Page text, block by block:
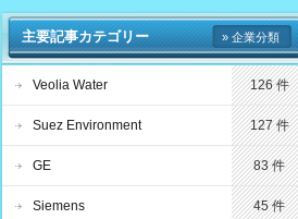
主要記事カテゴリー » 企業分類
Veolia Water 126 件
Suez Environment 127 件
GE 83 件
Siemens 45 件